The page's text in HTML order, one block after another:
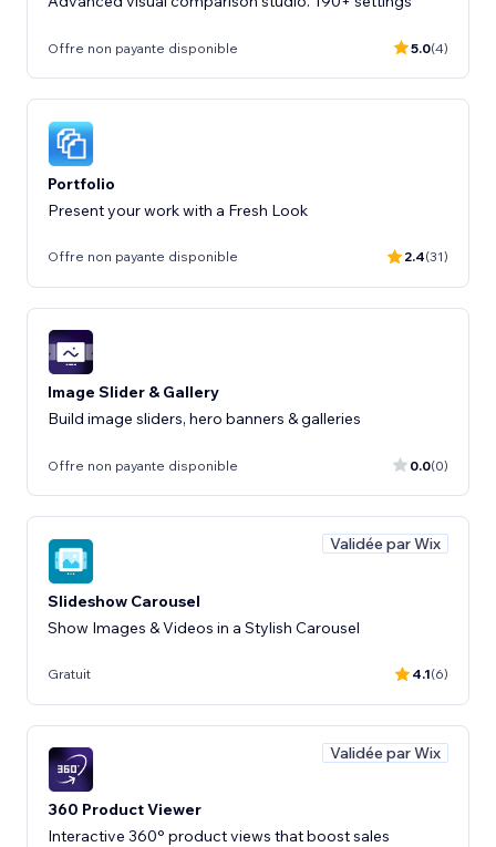
Offre non payante disponible 5.0(4)
Portfolio
Present your work with a Fresh Look
Offre non payante disponible 2.4(31)
Image Slider & Gallery
Build image sliders, hero banners & galleries
Offre non payante disponible 0.0(0)
Validée par Wix
Slideshow Carousel
Show Images & Videos in a Stylish Carousel
Gratuit 4.1(6)
Validée par Wix
360 Product Viewer
Interactive 360° product views that boost sales